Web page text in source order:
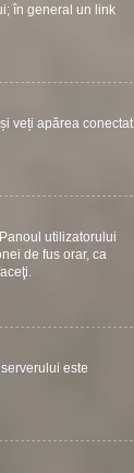
în general un link
veți apărea conectat
utilizatorului
de fus orar, ca
este